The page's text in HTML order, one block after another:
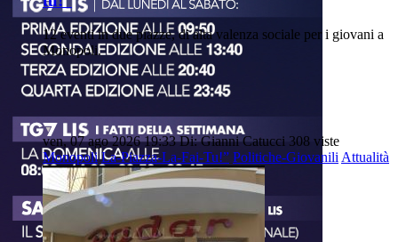
12 eventi in due piazze, di alta valenza sociale per i giovani a
Monopoli.
ven, 07 ago 2026 19:33 Di: Gianni Catucci 308 viste
Monopoli La-Piazza-La-Fai-Tu!” Politiche-Giovanili Attualità